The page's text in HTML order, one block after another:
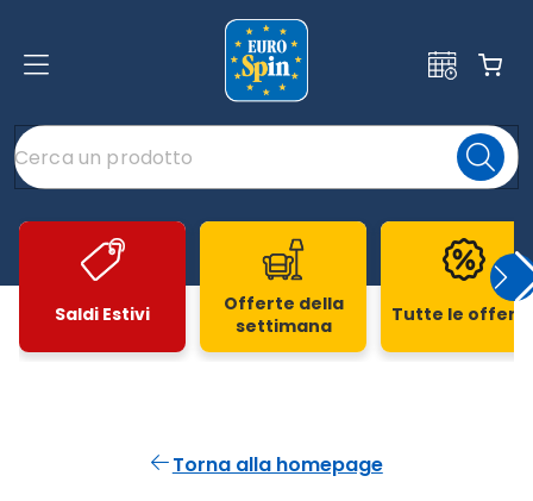
Saldi Estivi
Offerte della
settimana
Tutte le
Torna alla homepage